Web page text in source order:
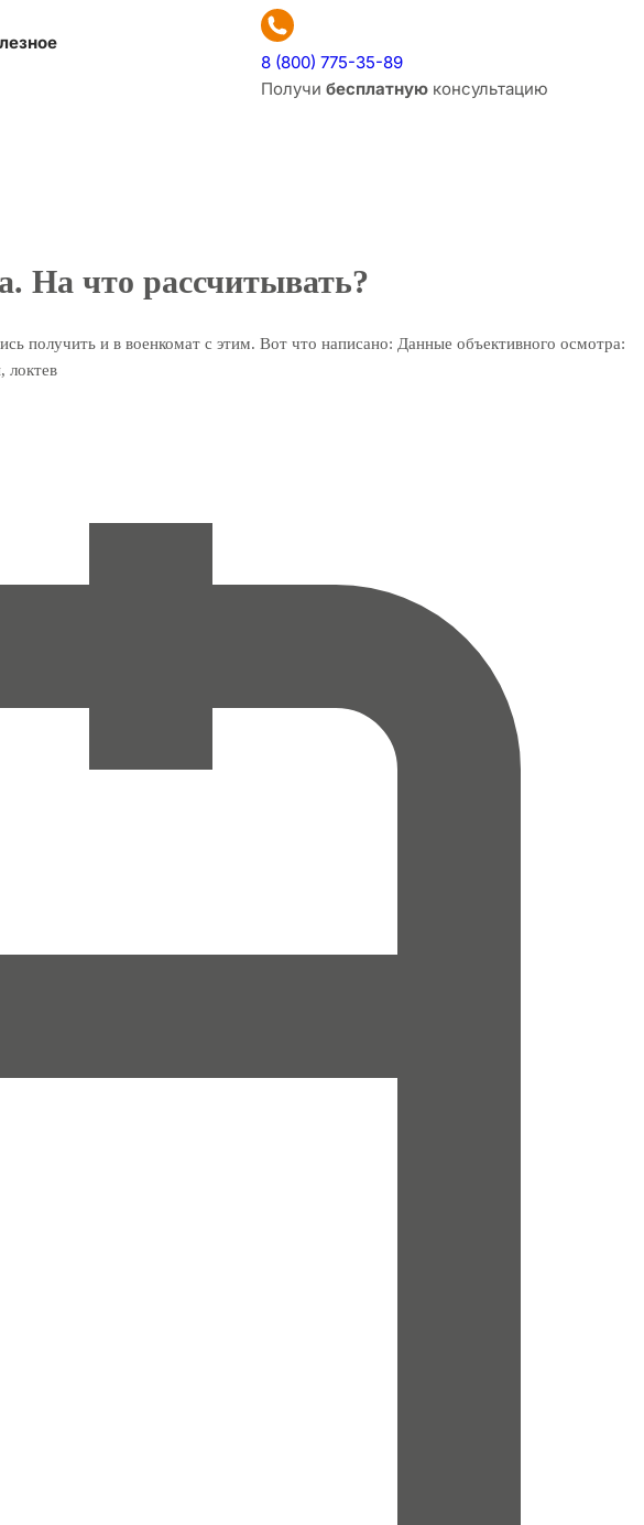
8 (800) 775-35-89
Получи бесплатную консультацию
На что рассчитывать?
получить и в военкомат с этим. Вот что написано: Данные объективного осмотра:
локтев